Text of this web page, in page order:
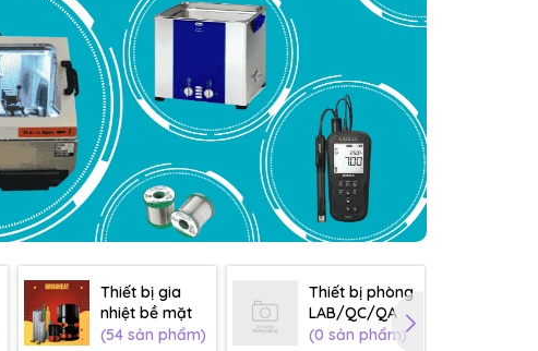
Thiết bị gia
nhiệt bề mặt
(54 sản phẩm)
Thiết bị phòng
LAB/QC/QA
(0 sản phẩm)